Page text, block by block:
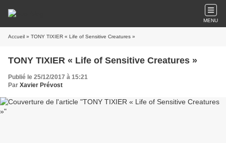
MENU
Accueil » TONY TIXIER « Life of Sensitive Creatures »
TONY TIXIER « Life of Sensitive Creatures »
Publié le 25/12/2017 à 15:21
Par Xavier Prévost